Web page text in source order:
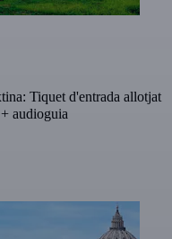
Tiquet d'entrada allotjat
audioguia